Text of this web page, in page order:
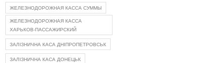
ЖЕЛЕЗНОДОРОЖНАЯ КАССА СУММЫ
ЖЕЛЕЗНОДОРОЖНАЯ КАССА
ХАРЬКОВ-ПАССАЖИРСКИЙ
ЗАЛІЗНИЧНА КАСА ДНІПРОПЕТРОВСЬК
ЗАЛІЗНИЧНА КАСА ДОНЕЦЬК